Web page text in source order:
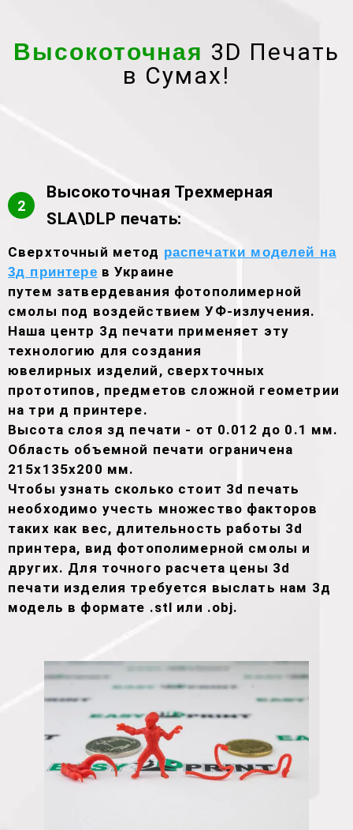
Высокоточная 3D Печать
в Сумах!
2
Высокоточная Трехмерная
SLA\DLP печать:
Сверхточный метод распечатки моделей на
3д принтере в Украине
путем затвердевания фотополимерной
смолы под воздействием УФ-излучения.
Наша центр 3д печати применяет эту
технологию для создания
ювелирных изделий, сверхточных
прототипов, предметов сложной геометрии
на три д принтере.
Высота слоя зд печати - от 0.012 до 0.1 мм.
Область объемной печати ограничена
215х135х200 мм.
Чтобы узнать сколько стоит 3d печать
необходимо учесть множество факторов
таких как вес, длительность работы 3d
принтера, вид фотополимерной смолы и
других. Для точного расчета цены 3d
печати изделия требуется выслать нам 3д
модель в формате .stl или .obj.